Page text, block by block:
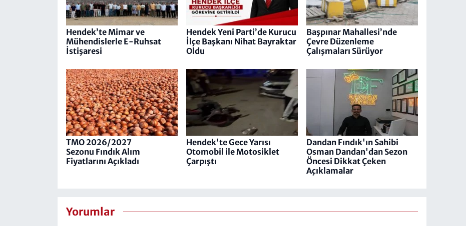
Hendek’te Mimar ve
Mühendislerle E-Ruhsat
İstişaresi
Hendek Yeni Parti’de Kurucu
İlçe Başkanı Nihat Bayraktar
Oldu
Başpınar Mahallesi’nde
Çevre Düzenleme
Çalışmaları Sürüyor
TMO 2026/2027
Sezonu Fındık Alım
Fiyatlarını Açıkladı
Hendek'te Gece Yarısı
Otomobil ile Motosiklet
Çarpıştı
Dandan Fındık'ın Sahibi
Osman Dandan'dan Sezon
Öncesi Dikkat Çeken
Açıklamalar
Yorumlar